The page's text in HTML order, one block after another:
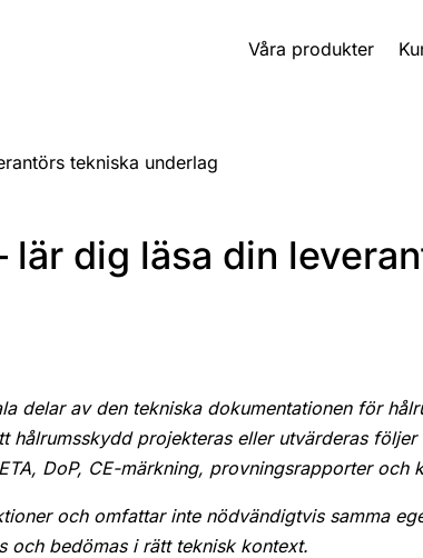
Våra produkter
tekniska underlag
lär dig läsa din
delar av den tekniska dokumentationen för
hålrumsskydd projekteras eller utvärderas
DoP, CE-märkning, provningsrapporter och
och omfattar inte nödvändigtvis samma
och bedömas i rätt teknisk kontext.